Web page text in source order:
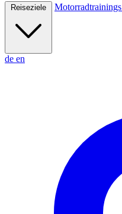
Reiseziele Motorradtrainings
de en